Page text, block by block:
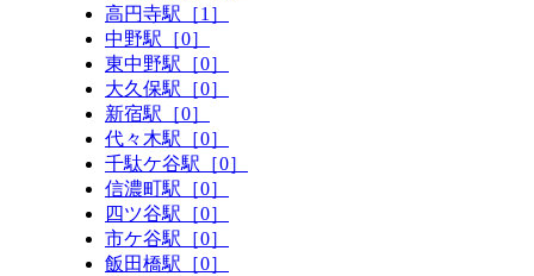
高円寺駅［1］
中野駅［0］
東中野駅［0］
大久保駅［0］
新宿駅［0］
代々木駅［0］
千駄ケ谷駅［0］
信濃町駅［0］
四ツ谷駅［0］
市ケ谷駅［0］
飯田橋駅［0］